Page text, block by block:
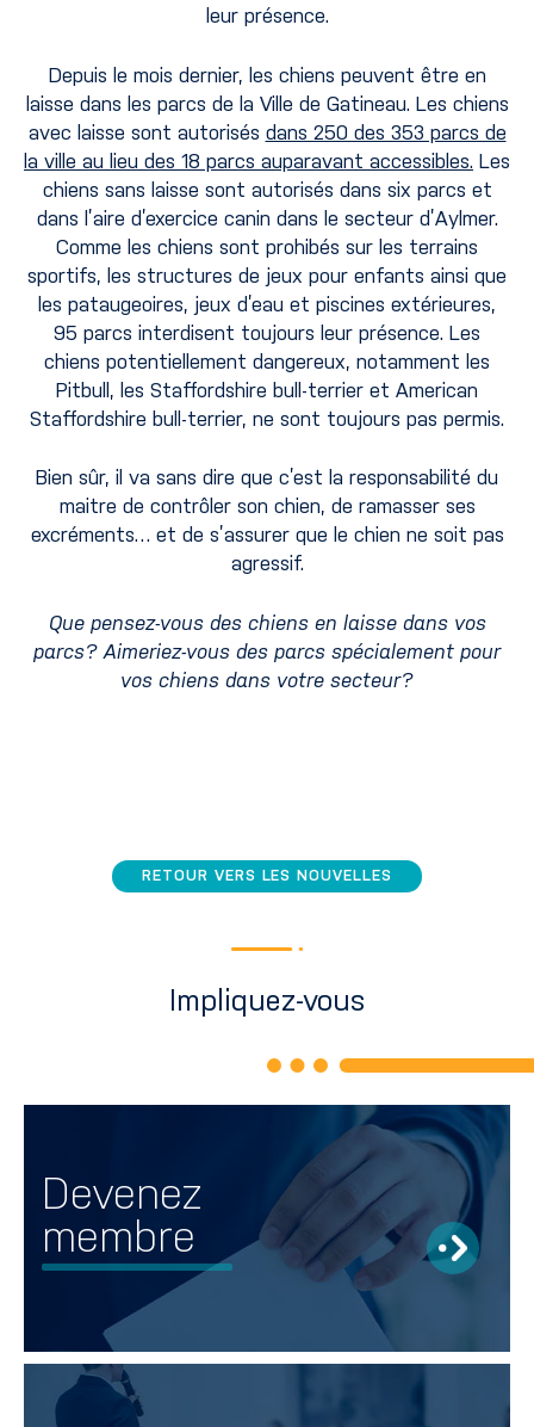
leur présence.
Depuis le mois dernier, les chiens peuvent être en
laisse dans les parcs de la Ville de Gatineau. Les chiens
avec laisse sont autorisés dans 250 des 353 parcs de
la ville au lieu des 18 parcs auparavant accessibles. Les
chiens sans laisse sont autorisés dans six parcs et
dans l’aire d’exercice canin dans le secteur d’Aylmer.
Comme les chiens sont prohibés sur les terrains
sportifs, les structures de jeux pour enfants ainsi que
les pataugeoires, jeux d’eau et piscines extérieures,
95 parcs interdisent toujours leur présence. Les
chiens potentiellement dangereux, notamment les
Pitbull, les Staffordshire bull-terrier et American
Staffordshire bull-terrier, ne sont toujours pas permis.
Bien sûr, il va sans dire que c’est la responsabilité du
maitre de contrôler son chien, de ramasser ses
excréments… et de s’assurer que le chien ne soit pas
agressif.
Que pensez-vous des chiens en laisse dans vos
parcs? Aimeriez-vous des parcs spécialement pour
vos chiens dans votre secteur?
RETOUR VERS LES NOUVELLES
Impliquez-vous
Devenez
membre